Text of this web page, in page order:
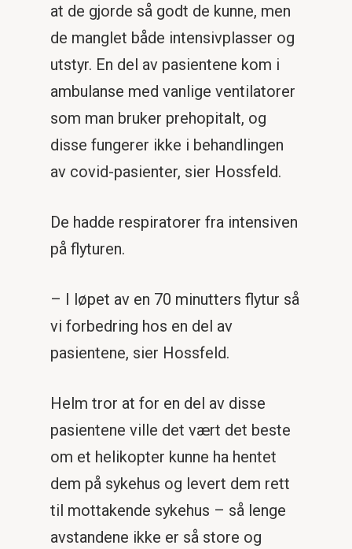
at de gjorde så godt de kunne, men
de manglet både intensivplasser og
utstyr. En del av pasientene kom i
ambulanse med vanlige ventilatorer
som man bruker prehopitalt, og
disse fungerer ikke i behandlingen
av covid-pasienter, sier Hossfeld.
De hadde respiratorer fra intensiven
på flyturen.
– I løpet av en 70 minutters flytur så
vi forbedring hos en del av
pasientene, sier Hossfeld.
Helm tror at for en del av disse
pasientene ville det vært det beste
om et helikopter kunne ha hentet
dem på sykehus og levert dem rett
til mottakende sykehus – så lenge
avstandene ikke er så store og